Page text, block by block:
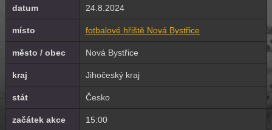
datum 24.8.2024
místo fotbalové hřiště Nová Bystřice
město / obec Nová Bystřice
kraj Jihočeský kraj
stát Česko
začátek akce 15:00